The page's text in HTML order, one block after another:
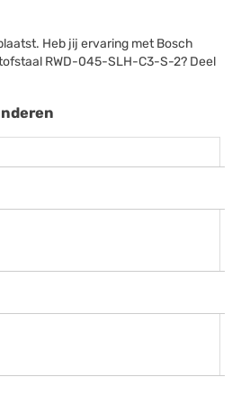
Heb jij ervaring met Bosch
RWD-045-SLH-C3-S-2? Deel